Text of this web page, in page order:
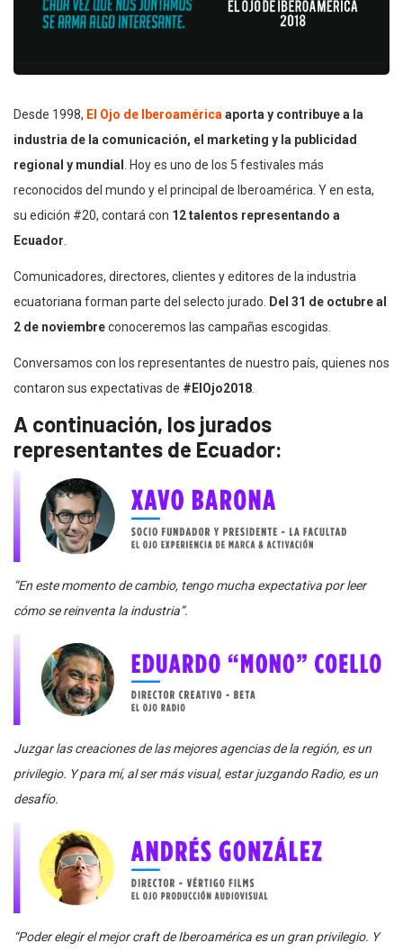
Desde 1998, El Ojo de Iberoamérica aporta y contribuye a la
industria de la comunicación, el marketing y la publicidad
regional y mundial
. Hoy es uno de los 5 festivales más
reconocidos del mundo y el principal de Iberoamérica. Y en esta,
su edición #20, contará con 12 talentos representando a
Ecuador
Comunicadores, directores, clientes y editores de la industria
ecuatoriana forman parte del selecto jurado.
Del 31 de octubre al
2 de noviembreconoceremos las campañas escogidas.
Conversamos con los representantes de nuestro país, quienes nos
contaron sus expectativas de #ElOjo2018
A continuación, los jurados
representantes de Ecuador:
“En este momento de cambio, tengo mucha expectativa por leer
cómo se reinventa la industria”.
Juzgar las creaciones de las mejores agencias de la región, es un
privilegio. Y para mí, al ser más visual, estar juzgando Radio, es un
desafío.
“Poder elegir el mejor craft de Iberoamérica es un gran privilegio. Y